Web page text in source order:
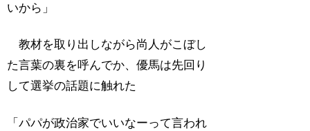
いから」
教材を取り出しながら尚人がこぼし
た言葉の裏を呼んでか、優馬は先回り
して選挙の話題に触れた
「パパが政治家でいいなーって言われ